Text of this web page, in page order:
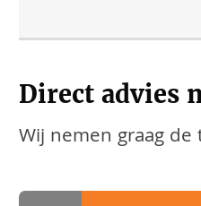
Direct advies
Wij nemen graag